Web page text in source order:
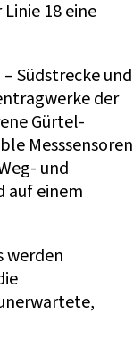
18 eine
Südstrecke und
der
Gürtel-
Messsensoren
und
auf einem
werden